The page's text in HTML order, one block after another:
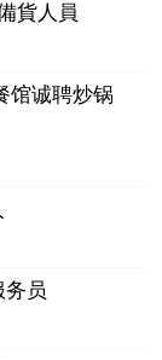
貨人員
馆诚聘炒锅
员